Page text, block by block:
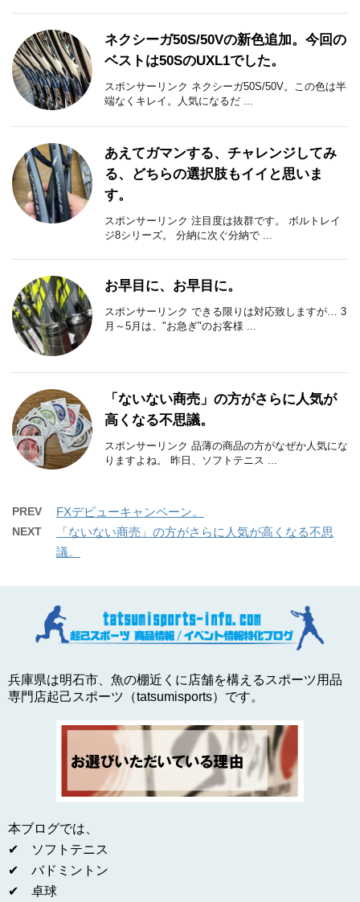
ネクシーガ50S/50Vの新色追加。今回の
ベストは50SのUXL1でした。
スポンサーリンク ネクシーガ50S/50V。この色は半
端なくキレイ。人気になるだ ...
あえてガマンする、チャレンジしてみ
る、どちらの選択肢もイイと思いま
す。
スポンサーリンク 注目度は抜群です。 ボルトレイ
ジ8シリーズ。 分納に次ぐ分納で ...
お早目に、お早目に。
スポンサーリンク できる限りは対応致しますが… 3
月～5月は、"お急ぎ"のお客様 ...
「ないない商売」の方がさらに人気が
高くなる不思議。
スポンサーリンク 品薄の商品の方がなぜか人気にな
りますよね。 昨日、ソフトテニス ...
PREV FXデビューキャンペーン。
NEXT
「ないない商売」の方がさらに人気が高くなる不思
議。
兵庫県は明石市、魚の棚近くに店舗を構えるスポーツ用品
専門店起己スポーツ（tatsumisports）です。
本ブログでは、
✔ ソフトテニス
✔ バドミントン
✔ 卓球